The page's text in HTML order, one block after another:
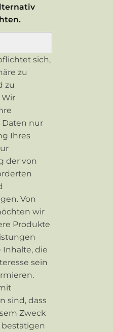
sich,
zu
zu
nur
Ihres
der von
Von
wir
Produkte
Inhalte, die
sein
sind, dass
Zweck